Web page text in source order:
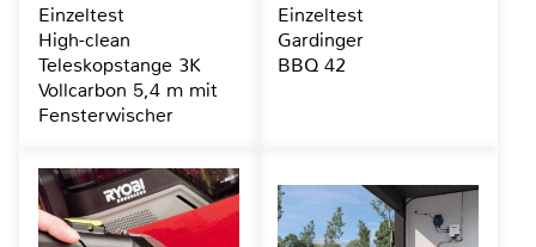
Einzeltest
High-clean
Teleskopstange 3K
Vollcarbon 5,4 m mit
Fensterwischer
Einzeltest
Gardinger
BBQ 42